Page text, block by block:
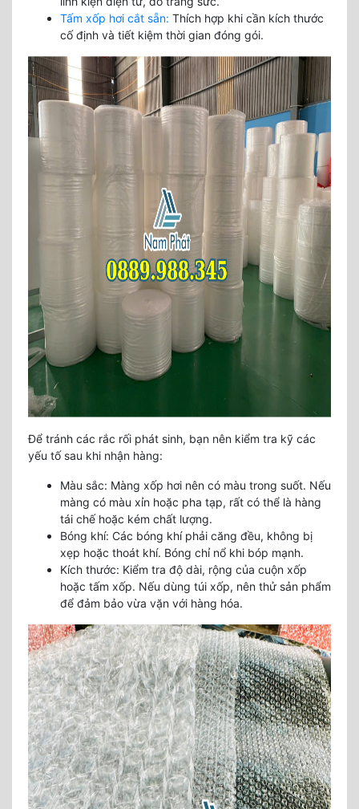
Tấm xốp hơi cắt sẵn: Thích hợp khi cần kích thước
cố định và tiết kiệm thời gian đóng gói.
Để tránh các rắc rối phát sinh, bạn nên kiểm tra kỹ các
yếu tố sau khi nhận hàng:
Màu sắc: Màng xốp hơi nên có màu trong suốt. Nếu
màng có màu xỉn hoặc pha tạp, rất có thể là hàng
tái chế hoặc kém chất lượng.
Bóng khí: Các bóng khí phải căng đều, không bị
xẹp hoặc thoát khí. Bóng chỉ nổ khi bóp mạnh.
Kích thước: Kiểm tra độ dài, rộng của cuộn xốp
hoặc tấm xốp. Nếu dùng túi xốp, nên thử sản phẩm
để đảm bảo vừa vặn với hàng hóa.